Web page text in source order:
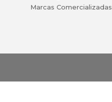
Marcas Comercializadas